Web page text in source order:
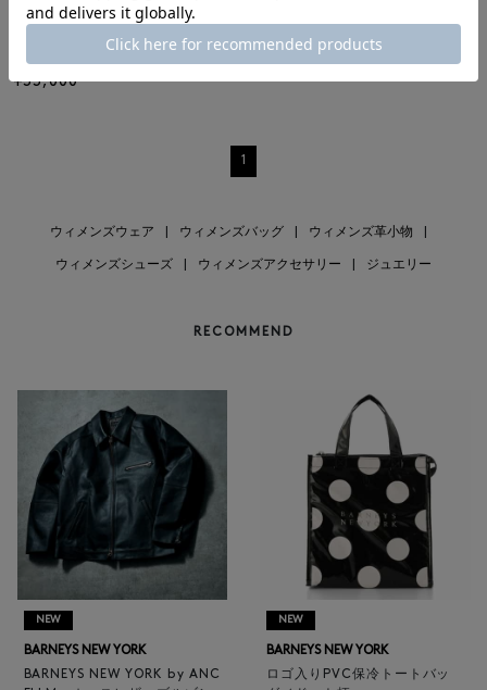
SACAI
¥33,000
1
ウィメンズウェア ウィメンズバッグ ウィメンズ革小物
ウィメンズシューズ ウィメンズアクセサリー ジュエリー
RECOMMEND
NEW
BARNEYS NEW YORK
BARNEYS NEW YORK by ANC
NEW
BARNEYS NEW YORK
ロゴ入りPVC保冷トートバッ